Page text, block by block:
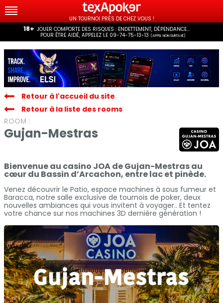
18+ JOUER COMPORTE DES RISQUES : ENDETTEMENT, DÉPENDANCE...
POUR ÊTRE AIDÉ, APPELEZ LE 09-74-75-13-13 (APPEL NON SURTAXÉ)
UN TOURNOI PRÈS DE CHEZ VOUS !
Retour à l'accueil du site
Retour à la liste des rooms
ROOM :
Gujan-Mestras
Bienvenue au casino JOA de Gujan-Mestras au
cœur du Bassin d’Arcachon, entre lac et pinède.
Venez découvrir le Patio, espace machines à sous fumeur et
Baracca, notre salle exclusive de tournois de poker, deux
nouvelles ambiances qui vous invitent à voyager.. Et tentez
votre chance sur nos machines 3D dernière génération !